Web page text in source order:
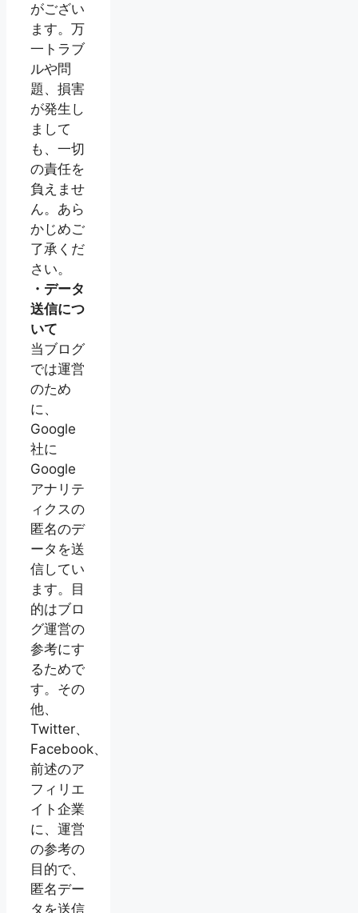
がござい
ます。万
一トラブ
ルや問
題、損害
が発生し
まして
も、一切
の責任を
負えませ
ん。あら
かじめご
了承くだ
さい。
・データ
送信につ
いて
当ブログ
では運営
のため
に、
Google
社に
Google
アナリテ
ィクスの
匿名のデ
ータを送
信してい
ます。目
的はブロ
グ運営の
参考にす
るためで
す。その
他、
Twitter、
Facebook、
前述のア
フィリエ
イト企業
に、運営
の参考の
目的で、
匿名デー
タを送信